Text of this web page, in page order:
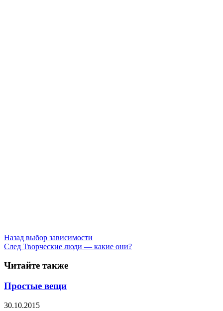
Назад выбор зависимости
След Творческие люди — какие они?
Читайте также
Простые вещи
30.10.2015